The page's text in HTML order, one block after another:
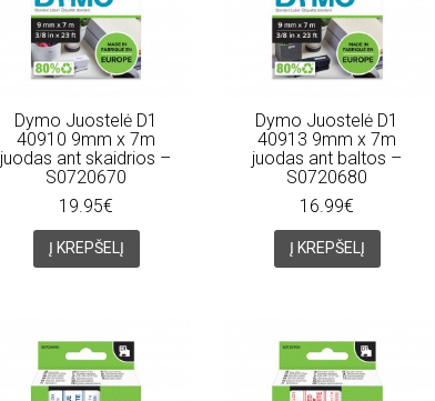
Dymo Juostelė D1
40910 9mm x 7m
juodas ant skaidrios –
S0720670
19.95€
Į KREPŠELĮ
Dymo Juostelė D1
40913 9mm x 7m
juodas ant baltos –
S0720680
16.99€
Į KREPŠELĮ